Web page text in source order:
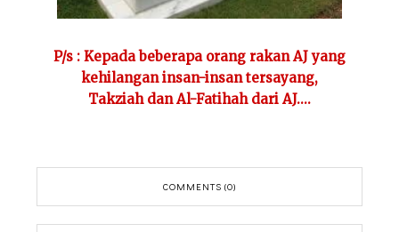
P/s : Kepada beberapa orang rakan AJ yang
kehilangan insan-insan tersayang,
Takziah dan Al-Fatihah dari AJ....
COMMENTS (0)